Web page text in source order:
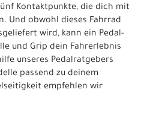
Kontaktpunkte, die dich mit
Und obwohl dieses Fahrrad
wird, kann ein Pedal-
und Grip dein Fahrerlebnis
unseres Pedalratgebers
passend zu deinem
empfehlen wir